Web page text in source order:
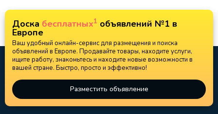
Доска бесплатных1 объявлений №1 в
Европе
Ваш удобный онлайн-сервис для размещения и поиска
объявлений в Европе. Продавайте товары, находите услуги,
ищите работу, знакомьтесь и находите новые возможности в
вашей стране. Быстро, просто и эффективно!
Разместить объявление